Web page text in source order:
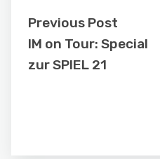
Previous Post
IM on Tour: Special
zur SPIEL 21